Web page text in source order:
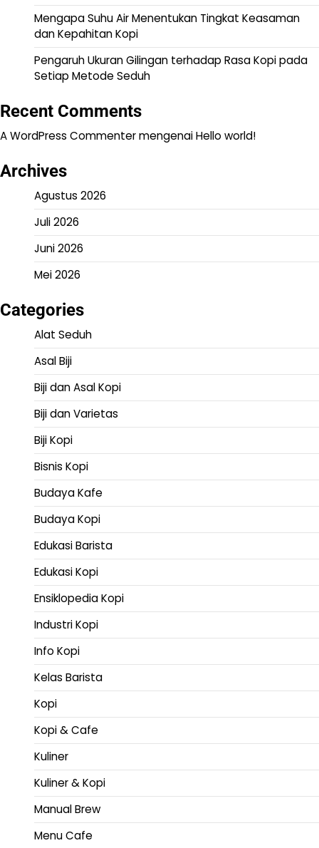
Mengapa Suhu Air Menentukan Tingkat Keasaman
dan Kepahitan Kopi
Pengaruh Ukuran Gilingan terhadap Rasa Kopi pada
Setiap Metode Seduh
Recent Comments
A WordPress CommentermengenaiHello world!
Archives
Agustus 2026
Juli 2026
Juni 2026
Mei 2026
Categories
Alat Seduh
Asal Biji
Biji dan Asal Kopi
Biji dan Varietas
Biji Kopi
Bisnis Kopi
Budaya Kafe
Budaya Kopi
Edukasi Barista
Edukasi Kopi
Ensiklopedia Kopi
Industri Kopi
Info Kopi
Kelas Barista
Kopi
Kopi & Cafe
Kuliner
Kuliner & Kopi
Manual Brew
Menu Cafe